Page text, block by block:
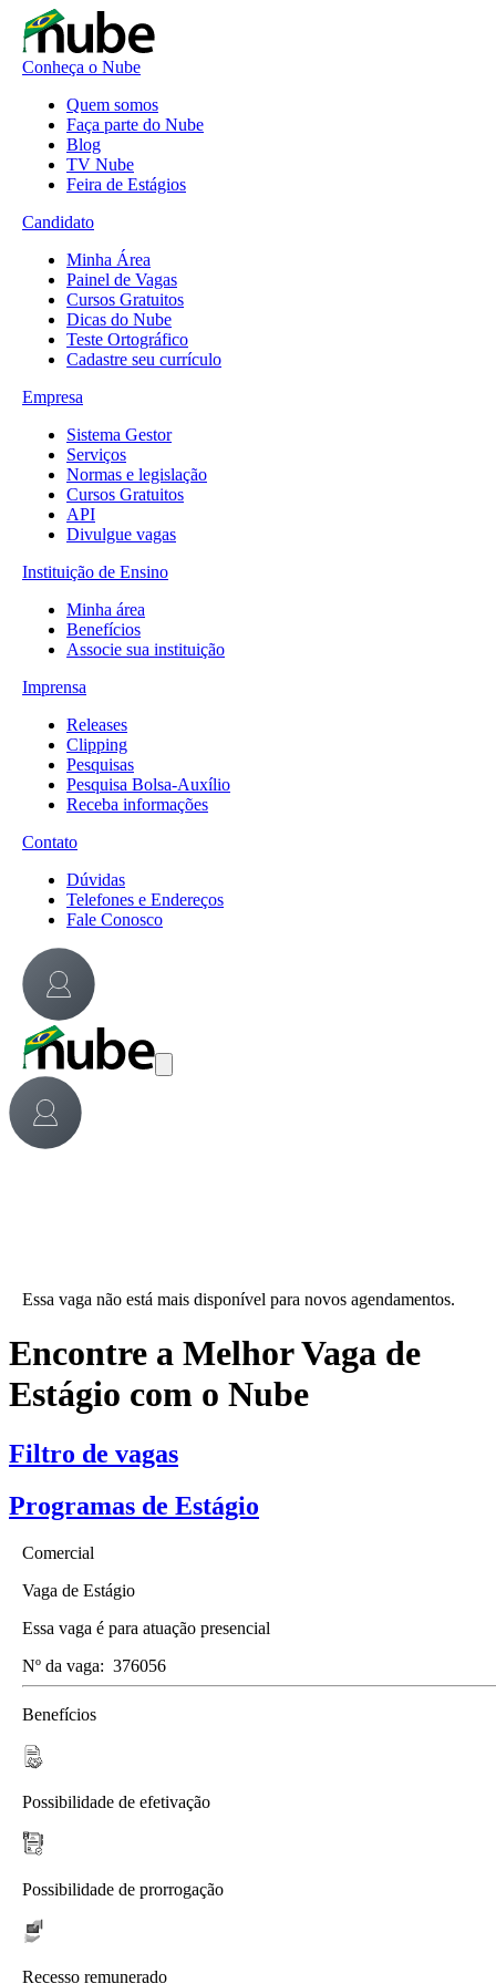
Conheça o Nube
Quem somos
Faça parte do Nube
Blog
TV Nube
Feira de Estágios
Candidato
Minha Área
Painel de Vagas
Cursos Gratuitos
Dicas do Nube
Teste Ortográfico
Cadastre seu currículo
Empresa
Sistema Gestor
Serviços
Normas e legislação
Cursos Gratuitos
API
Divulgue vagas
Instituição de Ensino
Minha área
Benefícios
Associe sua instituição
Imprensa
Releases
Clipping
Pesquisas
Pesquisa Bolsa-Auxílio
Receba informações
Contato
Dúvidas
Telefones e Endereços
Fale Conosco
Essa vaga não está mais disponível para novos agendamentos.
Encontre a Melhor Vaga de
Estágio com o Nube
Filtro de vagas
Programas de Estágio
Comercial
Vaga de Estágio
Essa vaga é para atuação presencial
Nº da vaga: 376056
Benefícios
Possibilidade de efetivação
Possibilidade de prorrogação
Recesso remunerado